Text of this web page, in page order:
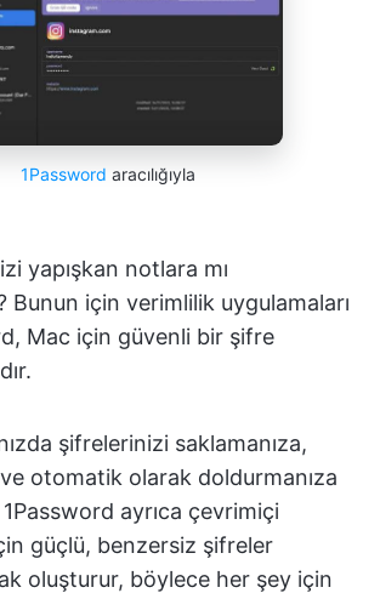
1Password aracılığıyla
yapışkan notlara mı
Bunun için verimlilik uygulamaları
Mac için güvenli bir şifre
şifrelerinizi saklamanıza,
otomatik olarak doldurmanıza
1Password ayrıca çevrimiçi
güçlü, benzersiz şifreler
oluşturur, böylece her şey için